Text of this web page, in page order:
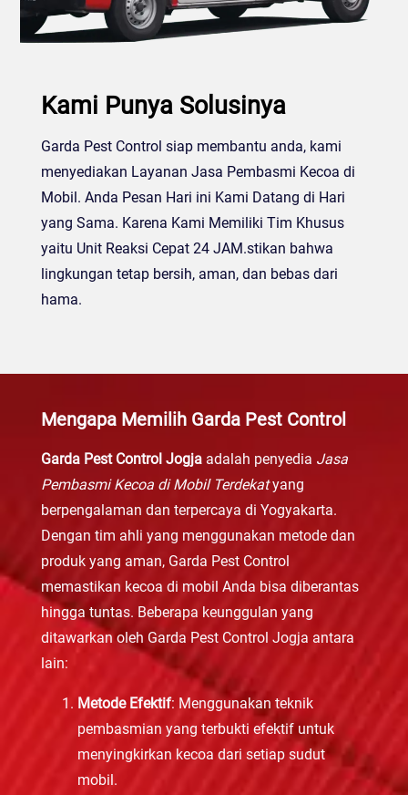
Kami Punya Solusinya
Garda Pest Control siap membantu anda, kami
menyediakan Layanan Jasa Pembasmi Kecoa di
Mobil. Anda Pesan Hari ini Kami Datang di Hari
yang Sama. Karena Kami Memiliki Tim Khusus
yaitu Unit Reaksi Cepat 24 JAM.stikan bahwa
lingkungan tetap bersih, aman, dan bebas dari
hama.
Mengapa Memilih Garda Pest Control
Garda Pest Control Jogjaadalah penyedia Jasa
Pembasmi Kecoa di Mobil Terdekatyang
berpengalaman dan terpercaya di Yogyakarta.
Dengan tim ahli yang menggunakan metode dan
produk yang aman, Garda Pest Control
memastikan kecoa di mobil Anda bisa diberantas
hingga tuntas. Beberapa keunggulan yang
ditawarkan oleh Garda Pest Control Jogja antara
lain:
Metode Efektif: Menggunakan teknik
pembasmian yang terbukti efektif untuk
menyingkirkan kecoa dari setiap sudut
mobil.